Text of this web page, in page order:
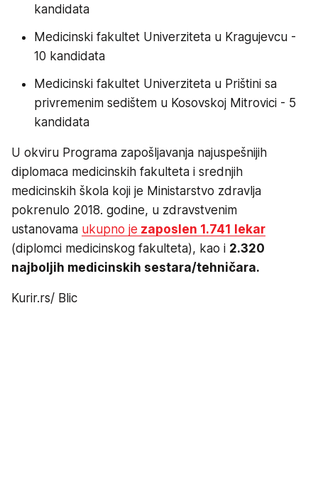
kandidata
Medicinski fakultet Univerziteta u Kragujevcu -
10 kandidata
Medicinski fakultet Univerziteta u Prištini sa
privremenim sedištem u Kosovskoj Mitrovici - 5
kandidata
U okviru Programa zapošljavanja najuspešnijih
diplomaca medicinskih fakulteta i srednjih
medicinskih škola koji je Ministarstvo zdravlja
pokrenulo 2018. godine, u zdravstvenim
ustanovama ukupno je zaposlen 1.741 lekar
(diplomci medicinskog fakulteta), kao i 2.320
najboljih medicinskih sestara/tehničara.
Kurir.rs/ Blic